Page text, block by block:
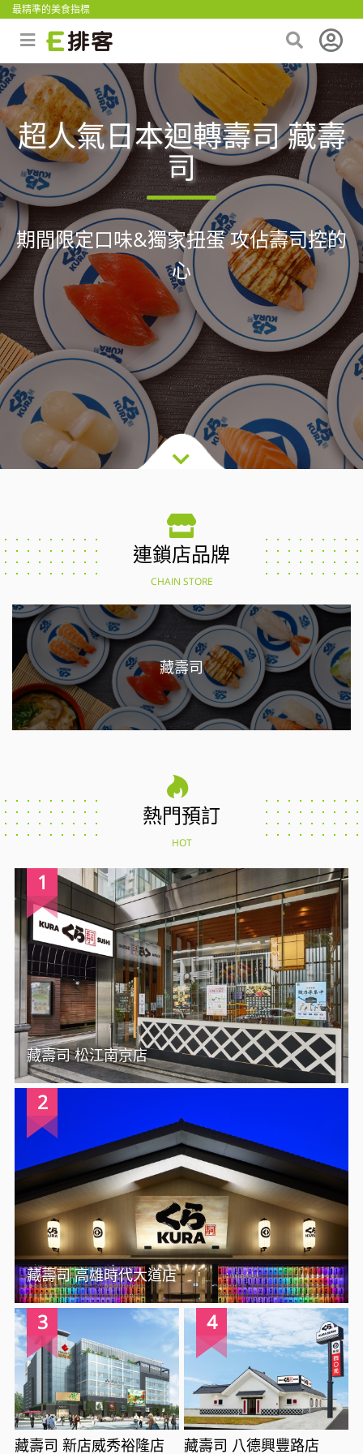
最精準的美食指標
超人氣日本迴轉壽司 藏壽
司
期間限定口味&獨家扭蛋 攻佔壽司控的
心
連鎖店品牌
CHAIN STORE
藏壽司
熱門預訂
HOT
1
藏壽司 松江南京店
2
藏壽司 高雄時代大道店
3
藏壽司 新店威秀裕隆店
4
藏壽司 八德興豐路店